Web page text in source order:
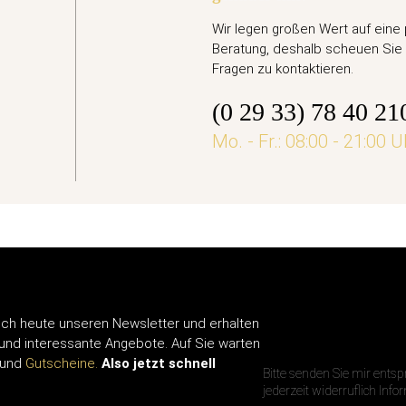
Euro Gedenkmünze Deutschland 2026 bfr. -
Wir legen großen Wert auf
Beratung, deshalb scheuen
Fragen zu kontaktieren.
(0 29 33) 78 40
Mo. - Fr.: 08:00 - 21:00
heute unseren Newsletter und erhalten
interessante Angebote. Auf Sie warten
und Gutscheine. Also jetzt schnell
Bitte senden Sie mir
jederzeit widerruflich